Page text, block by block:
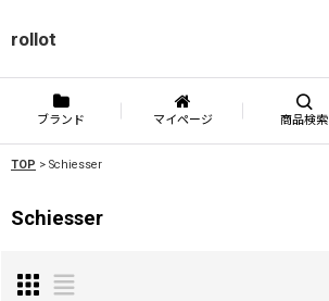
rollot
ブランド マイページ 商品検索
TOP > Schiesser
Schiesser